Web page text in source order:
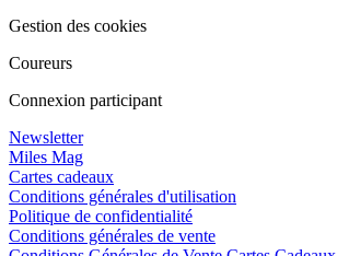
Gestion des cookies
Coureurs
Connexion participant
Newsletter
Miles Mag
Cartes cadeaux
Conditions générales d'utilisation
Politique de confidentialité
Conditions générales de vente